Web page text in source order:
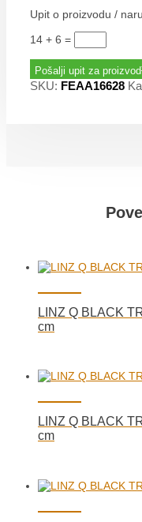
Upit o proizvodu /
14 + 6 =
Pošalji upit za proizvod
SKU: FEAA16628
LINZ Q BLACK
cm
LINZ Q BLACK
cm